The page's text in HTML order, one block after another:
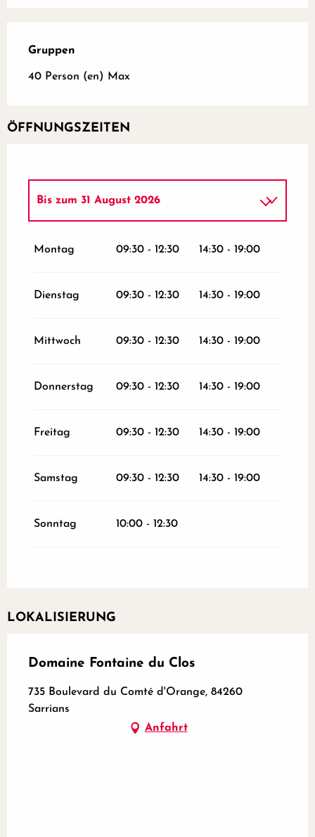
Gruppen
Gruppen
40 Person (en) Max
ÖFFNUNGSZEITEN
2026
Bis zum 31 August 2026
vom 26 Dezember 2026 bis zum
Montag 09:30 - 12:30 14:30 - 19:00
Dienstag 09:30 - 12:30 14:30 - 19:00
Mittwoch 09:30 - 12:30 14:30 - 19:00
Donnerstag 09:30 - 12:30 14:30 - 19:00
Freitag 09:30 - 12:30 14:30 - 19:00
Samstag 09:30 - 12:30 14:30 - 19:00
Sonntag 10:00 - 12:30
LOKALISIERUNG
Domaine Fontaine du Clos
735 Boulevard du Comté d'Orange, 84260
Sarrians
Anfahrt